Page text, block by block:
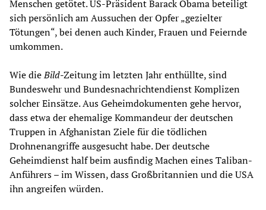
Menschen getötet. US-Präsident Barack Obama beteiligt
sich persönlich am Aussuchen der Opfer „gezielter
Tötungen“, bei denen auch Kinder, Frauen und Feiernde
umkommen.
Wie dieBild-Zeitung im letzten Jahr enthüllte, sind
Bundeswehr und Bundesnachrichtendienst Komplizen
solcher Einsätze. Aus Geheimdokumenten gehe hervor,
dass etwa der ehemalige Kommandeur der deutschen
Truppen in Afghanistan Ziele für die tödlichen
Drohnenangriffe ausgesucht habe. Der deutsche
Geheimdienst half beim ausfindig Machen eines Taliban-
Anführers – im Wissen, dass Großbritannien und die USA
ihn angreifen würden.